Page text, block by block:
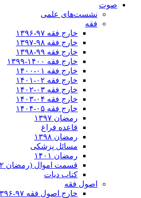
صوت
نشست‌های علمی
فقه
خارج فقه ۹۷-۱۳۹۶
خارج فقه ۹۸-۱۳۹۷
خارج فقه ۹۹-۱۳۹۸
خارج فقه ۱۴۰۰-۱۳۹۹
خارج فقه ۰۱-۱۴۰۰
خارج فقه ۰۲-۱۴۰۱
خارج فقه ۰۳-۱۴۰۲
خارج فقه ۰۴-۱۴۰۳
خارج فقه ۰۵-۱۴۰۴
رمضان ۱۳۹۷
قاعده فراغ
رمضان ۱۳۹۸
مسائل پزشکی
رمضان ۱۴۰۱
قسمت اموال (رمضان ۱۴۰۲)
کتاب دیات
اصول فقه
خارج اصول فقه ۹۷-۱۳۹۶